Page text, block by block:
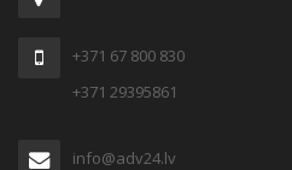
+371 67 800 830
+371 29395861
info@adv24.lv